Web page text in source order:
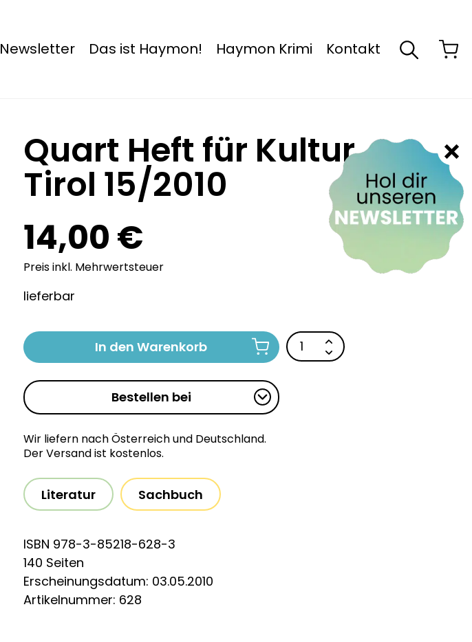
Newsletter Das ist Haymon! Haymon Krimi Kontakt
Quart Heft für Kultur
Tirol 15/2010
14,00 €
Preis inkl. Mehrwertsteuer
lieferbar
In den Warenkorb
Bestellen bei
Wir liefern nach Österreich und Deutschland.
Der Versand ist kostenlos.
Literatur Sachbuch
ISBN 978-3-85218-628-3
140 Seiten
Erscheinungsdatum: 03.05.2010
Artikelnummer: 628